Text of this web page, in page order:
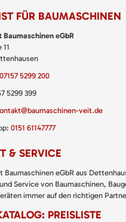
FÜR BAUMASCHINEN
Baumaschinen eGbR
11
07157 5299 200
5299 399
veit.de
0151 61147777
& SERVICE
Baumaschinen eGbR aus
Service von Baumaschinen,
immer auf den richtigen
PREISLISTE